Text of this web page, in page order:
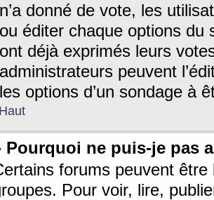
n’a donné de vote, les
ou éditer chaque options du
ont déjà exprimés leurs
administrateurs peuvent
les options d’un sondage à
Haut
Pourquoi ne puis-je pas
forums peuvent être
Pour voir, lire,